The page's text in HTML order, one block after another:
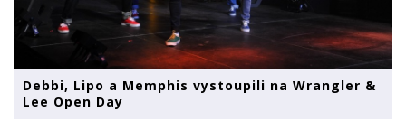
Debbi, Lipo a Memphis vystoupili na Wrangler &
Lee Open Day